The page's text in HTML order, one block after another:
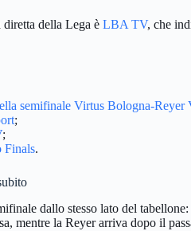
della Lega è LBA TV, che
semifinale Virtus Bologna-Reyer
;
;
Finals.
dallo stesso lato del
mentre la Reyer arriva dopo il